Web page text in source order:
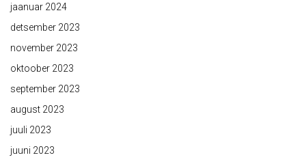
jaanuar 2024
detsember 2023
november 2023
oktoober 2023
september 2023
august 2023
juuli 2023
juuni 2023